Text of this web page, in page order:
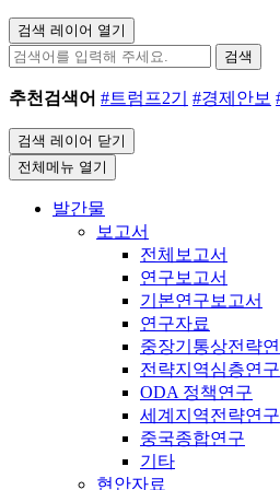
검색 레이어 열기
검색
추천검색어 #트럼프2기 #경제안보
검색 레이어 닫기
전체메뉴 열기
발간물
보고서
전체보고서
연구보고서
기본연구보고서
연구자료
중장기통상전략
전략지역심층연구
ODA 정책연구
세계지역전략연구
중국종합연구
기타
현안자료